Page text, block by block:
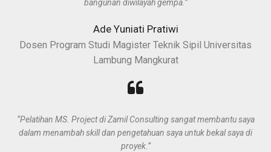
bangunan diwilayah gempa.”
Ade Yuniati Pratiwi
Dosen Program Studi Magister Teknik Sipil Universitas
Lambung Mangkurat
“Pelatihan MS. Project di Zamil Consulting sangat membantu saya
dalam menambah skill dan pengetahuan saya untuk bekal saya di
proyek.”